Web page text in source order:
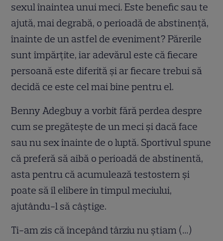
sexul înaintea unui meci. Este benefic sau te
ajută, mai degrabă, o perioadă de abstinență,
înainte de un astfel de eveniment? Părerile
sunt împărțite, iar adevărul este că fiecare
persoană este diferită și ar fiecare trebui să
decidă ce este cel mai bine pentru el.
Benny Adegbuy a vorbit fără perdea despre
cum se pregătește de un meci și dacă face
sau nu sex înainte de o luptă. Sportivul spune
că preferă să aibă o perioadă de abstinentă,
asta pentru că acumulează testostern și
poate să îl elibere în timpul meciului,
ajutându-l să câștige.
Ti-am zis că începând târziu nu știam (…)